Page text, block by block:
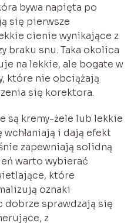
bywa napięta po
się pierwsze
cienie wynikające z
braku snu. Taka okolica
na lekkie, ale bogate w
które nie obciążają
się korektora.
są kremy-żele lub lekkie
i dają efekt
zapewniają solidną
warto wybierać
które
oznaki
dobrze sprawdzają się
z